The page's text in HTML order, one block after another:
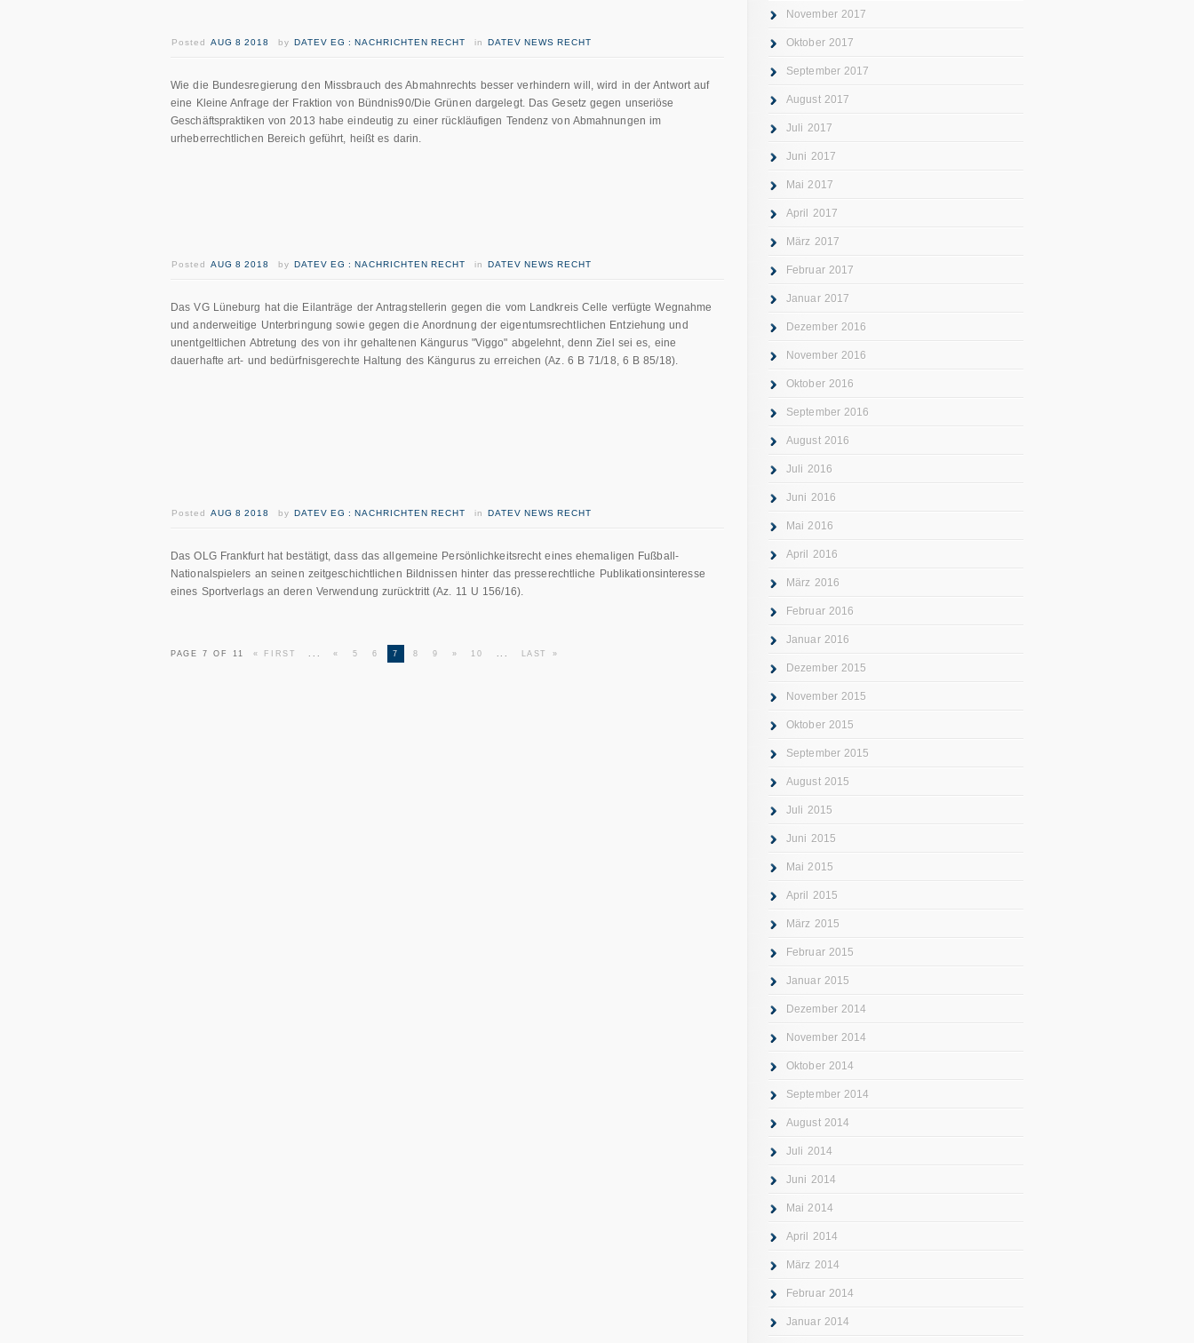
Posted AUG 8 2018 by DATEV EG : NACHRICHTEN RECHT in DATEV NEWS RECHT
Wie die Bundesregierung den Missbrauch des Abmahnrechts besser verhindern will, wird in der Antwort auf
eine Kleine Anfrage der Fraktion von Bündnis90/Die Grünen dargelegt. Das Gesetz gegen unseriöse
Geschäftspraktiken von 2013 habe eindeutig zu einer rückläufigen Tendenz von Abmahnungen im
urheberrechtlichen Bereich geführt, heißt es darin.
Posted AUG 8 2018 by DATEV EG : NACHRICHTEN RECHT in DATEV NEWS RECHT
Das VG Lüneburg hat die Eilanträge der Antragstellerin gegen die vom Landkreis Celle verfügte Wegnahme
und anderweitige Unterbringung sowie gegen die Anordnung der eigentumsrechtlichen Entziehung und
unentgeltlichen Abtretung des von ihr gehaltenen Kängurus "Viggo" abgelehnt, denn Ziel sei es, eine
dauerhafte art- und bedürfnisgerechte Haltung des Kängurus zu erreichen (Az. 6 B 71/18, 6 B 85/18).
Posted AUG 8 2018 by DATEV EG : NACHRICHTEN RECHT in DATEV NEWS RECHT
Das OLG Frankfurt hat bestätigt, dass das allgemeine Persönlichkeitsrecht eines ehemaligen Fußball-
Nationalspielers an seinen zeitgeschichtlichen Bildnissen hinter das presserechtliche Publikationsinteresse
eines Sportverlags an deren Verwendung zurücktritt (Az. 11 U 156/16).
PAGE 7 OF 11 « FIRST ... « 5 6 7 8 9 » 10 ... LAST »
November 2017
Oktober 2017
September 2017
August 2017
Juli 2017
Juni 2017
Mai 2017
April 2017
März 2017
Februar 2017
Januar 2017
Dezember 2016
November 2016
Oktober 2016
September 2016
August 2016
Juli 2016
Juni 2016
Mai 2016
April 2016
März 2016
Februar 2016
Januar 2016
Dezember 2015
November 2015
Oktober 2015
September 2015
August 2015
Juli 2015
Juni 2015
Mai 2015
April 2015
März 2015
Februar 2015
Januar 2015
Dezember 2014
November 2014
Oktober 2014
September 2014
August 2014
Juli 2014
Juni 2014
Mai 2014
April 2014
März 2014
Februar 2014
Januar 2014